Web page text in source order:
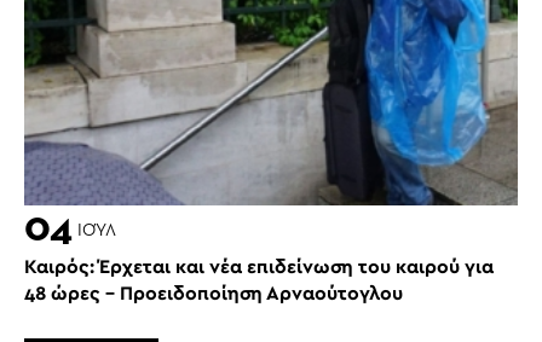
04 ΙΟΎΛ
Καιρός: Έρχεται και νέα επιδείνωση του καιρού για
48 ώρες – Προειδοποίηση Αρναούτογλου